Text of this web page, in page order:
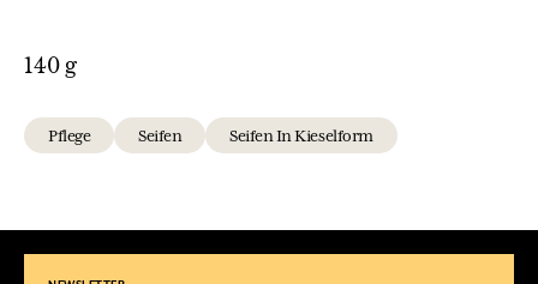
140 g
Pflege Seifen Seifen In Kieselform